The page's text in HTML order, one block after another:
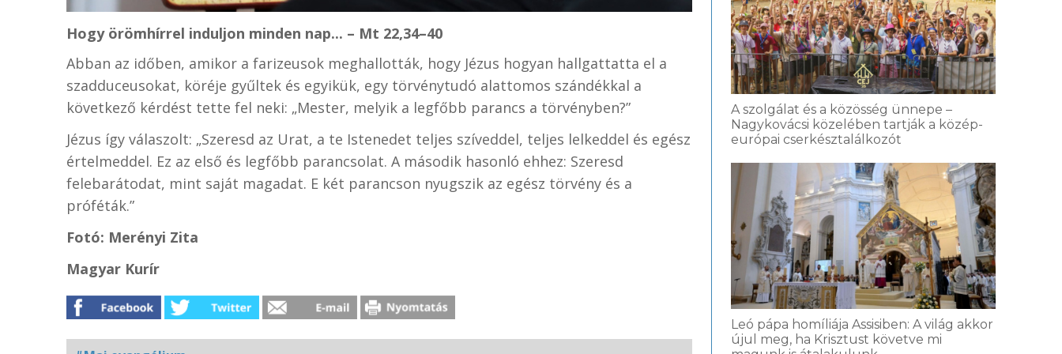
Hogy örömhírrel induljon minden nap... – Mt 22,34–40
Abban az időben, amikor a farizeusok meghallották, hogy Jézus hogyan hallgattatta el a
szadduceusokat, köréje gyűltek és egyikük, egy törvénytudó alattomos szándékkal a
következő kérdést tette fel neki: „Mester, melyik a legfőbb parancs a törvényben?”
Jézus így válaszolt: „Szeresd az Urat, a te Istenedet teljes szíveddel, teljes lelkeddel és egész
értelmeddel. Ez az első és legfőbb parancsolat. A második hasonló ehhez: Szeresd
felebarátodat, mint saját magadat. E két parancson nyugszik az egész törvény és a
próféták.”
Fotó: Merényi Zita
Magyar Kurír
A szolgálat és a közösség ünnepe –
Nagykovácsi közelében tartják a közép-
európai cserkésztalálkozót
Leó pápa homíliája Assisiben: A világ akkor
újul meg, ha Krisztust követve mi